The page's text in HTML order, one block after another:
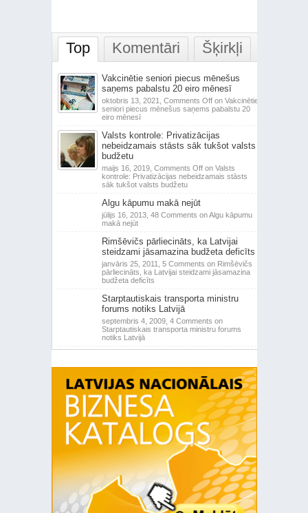
Top Komentāri Šķirkļi
Vakcinētie seniori piecus mēnešus
saņems pabalstu 20 eiro mēnesī
oktobris 13, 2021, Comments Offon Vakcinētie
seniori piecus mēnešus saņems pabalstu 20
eiro mēnesī
Valsts kontrole: Privatizācijas
nebeidzamais stāsts sāk tukšot valsts
budžetu
maijs 16, 2019, Comments Offon Valsts
kontrole: Privatizācijas nebeidzamais stāsts
sāk tukšot valsts budžetu
Algu kāpumu makā nejūt
jūlijs 16, 2013, 48 Comments on Algu kāpumu
makā nejūt
Rimšēvičs pārliecināts, ka Latvijai
steidzami jāsamazina budžeta deficīts
janvāris 25, 2011, 5 Comments on Rimšēvičs
pārliecināts, ka Latvijai steidzami jāsamazina
budžeta deficīts
Starptautiskais transporta ministru
forums notiks Latvijā
septembris 4, 2009, 4 Comments on
Starptautiskais transporta ministru forums
notiks Latvijā